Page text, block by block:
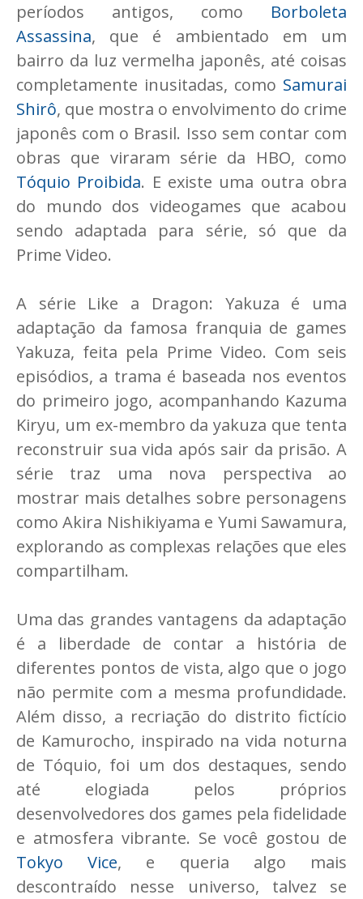
períodos antigos, como Borboleta
Assassina, que é ambientado em um
bairro da luz vermelha japonês, até coisas
completamente inusitadas, como Samurai
Shirô, que mostra o envolvimento do crime
japonês com o Brasil. Isso sem contar com
obras que viraram série da HBO, como
Tóquio Proibida. E existe uma outra obra
do mundo dos videogames que acabou
sendo adaptada para série, só que da
Prime Video.
A série Like a Dragon: Yakuza é uma
adaptação da famosa franquia de games
Yakuza, feita pela Prime Video. Com seis
episódios, a trama é baseada nos eventos
do primeiro jogo, acompanhando Kazuma
Kiryu, um ex-membro da yakuza que tenta
reconstruir sua vida após sair da prisão. A
série traz uma nova perspectiva ao
mostrar mais detalhes sobre personagens
como Akira Nishikiyama e Yumi Sawamura,
explorando as complexas relações que eles
compartilham.
Uma das grandes vantagens da adaptação
é a liberdade de contar a história de
diferentes pontos de vista, algo que o jogo
não permite com a mesma profundidade.
Além disso, a recriação do distrito fictício
de Kamurocho, inspirado na vida noturna
de Tóquio, foi um dos destaques, sendo
até elogiada pelos próprios
desenvolvedores dos games pela fidelidade
e atmosfera vibrante. Se você gostou de
Tokyo Vice, e queria algo mais
descontraído nesse universo, talvez se